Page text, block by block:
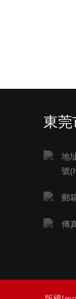
東
地
號
郵
傳